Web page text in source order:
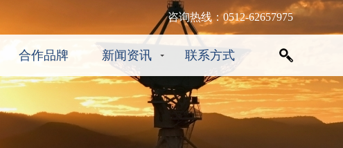
咨询热线：0512-62657975
合作品牌 新闻资讯 联系方式